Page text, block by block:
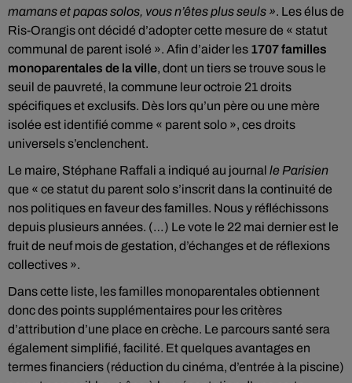
mamans et papas solos, vous n’êtes plus seuls ». Les élus de
Ris-Orangis ont décidé d’adopter cette mesure de « statut
communal de parent isolé ». Afin d’aider les 1707 familles
monoparentales de la ville, dont un tiers se trouve sous le
seuil de pauvreté, la commune leur octroie 21 droits
spécifiques et exclusifs. Dès lors qu’un père ou une mère
isolée est identifié comme « parent solo », ces droits
universels s’enclenchent.
Le maire, Stéphane Raffali a indiqué au journal le Parisien
que « ce statut du parent solo s’inscrit dans la continuité de
nos politiques en faveur des familles. Nous y réfléchissons
depuis plusieurs années. (…) Le vote le 22 mai dernier est le
fruit de neuf mois de gestation, d’échanges et de réflexions
collectives ».
Dans cette liste, les familles monoparentales obtiennent
donc des points supplémentaires pour les critères
d’attribution d’une place en crèche. Le parcours santé sera
également simplifié, facilité. Et quelques avantages en
termes financiers (réduction du cinéma, d’entrée à la piscine)